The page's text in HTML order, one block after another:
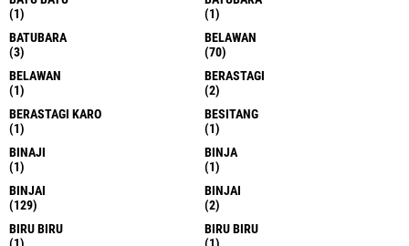
(1)
(1)
ASAHAN
(10)
ASAHASN
(1)
B.BARA
(2)
B.TORU
(1)
BADAN
(1)
BAHOROK
(1)
BALIGE
(1)
BALOK
(1)
BANJAI
(1)
BARUS
(8)
BATALYON
(1)
BATALYON
(1)